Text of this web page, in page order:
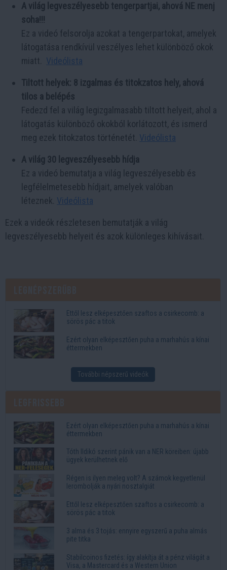
A világ legveszélyesebb tengerpartjai, ahová NE menj
soha!!!
Ez a videó felsorolja azokat a tengerpartokat, amelyek
látogatása rendkívül veszélyes lehet különböző okok
miatt. Videólista
Tiltott helyek: 8 izgalmas és titokzatos hely, ahová
tilos a belépés
Fedezd fel a világ legizgalmasabb tiltott helyeit, ahol a
látogatás különböző okokból korlátozott, és ismerd
meg ezek titokzatos történetét. Videólista
A világ 30 legveszélyesebb hídja
Ez a videó bemutatja a világ legveszélyesebb és
legfélelmetesebb hídjait, amelyek valóban
léteznek. Videólista
Ezek a videók részletesen bemutatják a világ
legveszélyesebb helyeit és azok különleges kihívásait.
Ettől lesz elképesztően szaftos a csirkecomb: a
sörös pác a titok
Ezért olyan elképesztően puha a marhahús a kínai
éttermekben
További népszerű videók
Ezért olyan elképesztően puha a marhahús a kínai
éttermekben
Tóth Ildikó szerint pánik van a NER köreiben: újabb
ügyek kerülhetnek elő
Régen is ilyen meleg volt? A számok kegyetlenül
lerombolják a nyári nosztalgiát
Ettől lesz elképesztően szaftos a csirkecomb: a
sörös pác a titok
3 alma és 3 tojás: ennyire egyszerű a puha almás
pite titka
Stabilcoinos fizetés: így alakítja át a pénz világát a
Visa, a Mastercard és a Western Union